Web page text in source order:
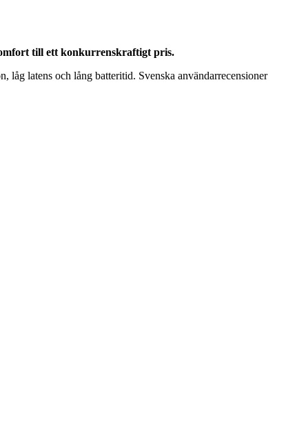
till ett konkurrenskraftigt pris.
låg latens och lång batteritid. Svenska användarrecensioner